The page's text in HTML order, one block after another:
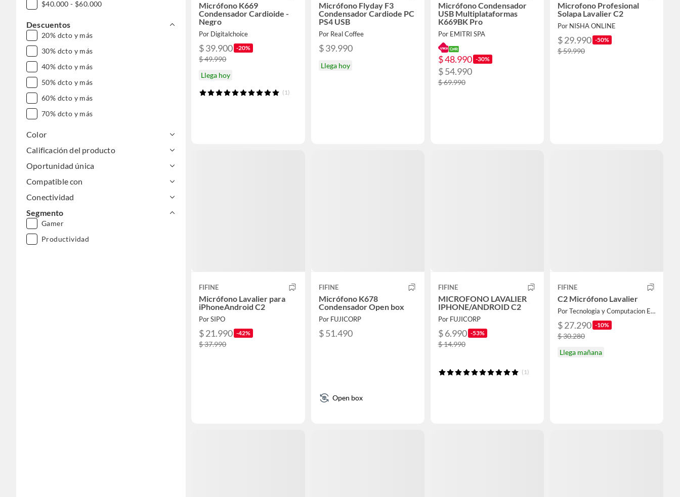
$40.000 - $60.000
Descuentos
20% dcto y más
30% dcto y más
40% dcto y más
50% dcto y más
60% dcto y más
70% dcto y más
Color
Calificación del producto
Oportunidad única
Compatible con
Conectividad
Segmento
Gamer
Productividad
Micrófono K669
Condensador Cardioide -
Negro
Por Digitalchoice
$ 39.900 -20%
$ 49.990
Llega hoy
(1)
Micrófono Flyday F3
Condensador Cardiode PC
PS4 USB
Por Real Coffee
$ 39.990
Llega hoy
Micrófono Condensador
USB Multiplataformas
K669BK Pro
Por EMITRI SPA
$ 48.990 -30%
$ 54.990
$ 69.990
Microfono Profesional
Solapa Lavalier C2
Por NISHA ONLINE
$ 29.990 -50%
$ 59.990
FIFINE
Micrófono Lavalier para
iPhoneAndroid C2
Por SIPO
$ 21.990 -42%
$ 37.990
FIFINE
Micrófono K678
Condensador Open box
Por FUJICORP
$ 51.490
Open box
FIFINE
MICROFONO LAVALIER
IPHONE/ANDROID C2
Por FUJICORP
$ 6.990 -53%
$ 14.990
(1)
FIFINE
C2 Micrófono Lavalier
Por Tecnologia y Computacion Emmett LTDA.
$ 27.290 -10%
$ 30.280
Llega mañana